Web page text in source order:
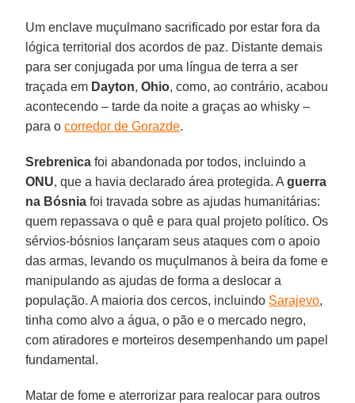
Um enclave muçulmano sacrificado por estar fora da
lógica territorial dos acordos de paz. Distante demais
para ser conjugada por uma língua de terra a ser
traçada em Dayton,Ohio, como, ao contrário, acabou
acontecendo – tarde da noite a graças ao whisky –
para ocorredor de Gorazde.
Srebrenica foi abandonada por todos, incluindo a
ONU, que a havia declarado área protegida. Aguerra
na Bósnia foi travada sobre as ajudas humanitárias:
quem repassava o quê e para qual projeto político. Os
sérvios-bósnios lançaram seus ataques com o apoio
das armas, levando os muçulmanos à beira da fome e
manipulando as ajudas de forma a deslocar a
população. A maioria dos cercos, incluindo Sarajevo,
tinha como alvo a água, o pão e o mercado negro,
com atiradores e morteiros desempenhando um papel
fundamental.
Matar de fome e aterrorizar para realocar para outros